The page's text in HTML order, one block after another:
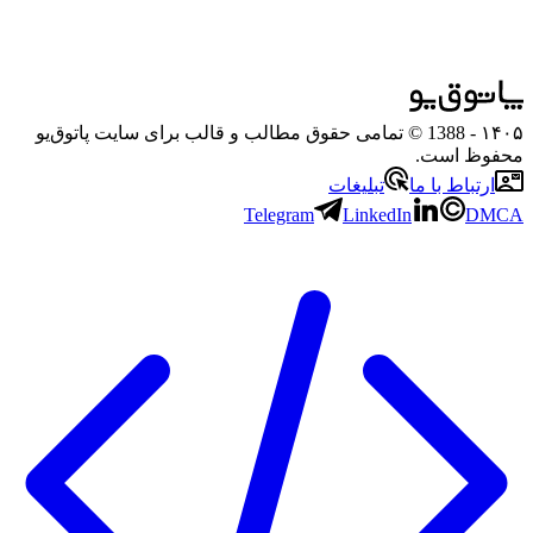
۱۴۰۵
- 1388 © تمامی حقوق مطالب و قالب برای سایت پاتوق‌یو
محفوظ است.
ارتباط با ما
تبلیغات
Telegram
LinkedIn DMCA